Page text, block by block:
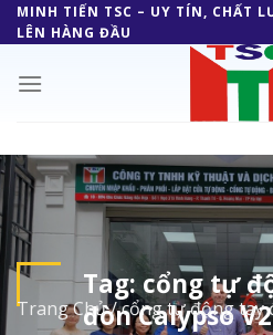
Skip
to
MINH TIẾN TSC – UY TÍN, CHẤT
LÊN HÀNG ĐẦU
Tag: cổng tự
đòn Calypso V2
Trang Chủ/cổng tự động tay